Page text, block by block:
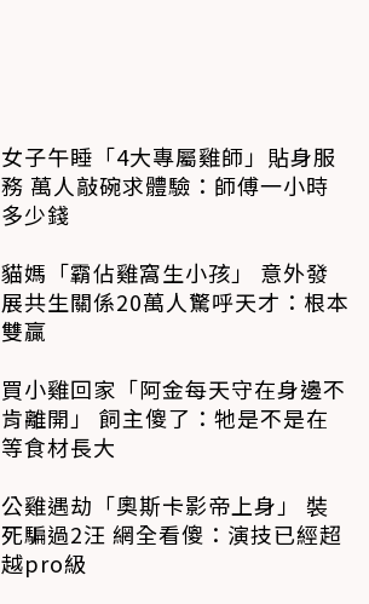
女子午睡「4大專屬雞師」貼身服
務 萬人敲碗求體驗：師傅一小時
多少錢
貓媽「霸佔雞窩生小孩」 意外發
展共生關係20萬人驚呼天才：根本
雙贏
買小雞回家「阿金每天守在身邊不
肯離開」 飼主傻了：牠是不是在
等食材長大
公雞遇劫「奧斯卡影帝上身」 裝
死騙過2汪 網全看傻：演技已經超
越pro級